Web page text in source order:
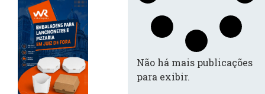
Não há mais publicações
para exibir.